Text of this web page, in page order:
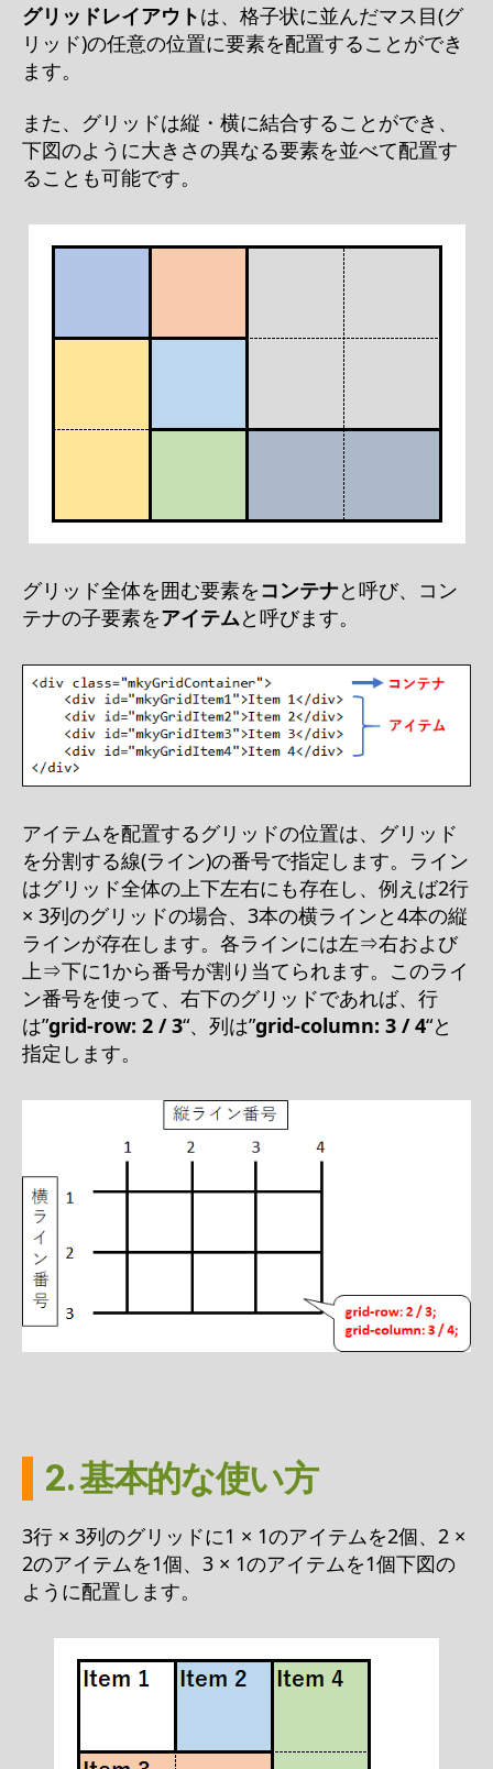
グリッドレイアウトは、格子状に並んだマス目(グ
リッド)の任意の位置に要素を配置することができ
ます。
また、グリッドは縦・横に結合することができ、
下図のように大きさの異なる要素を並べて配置す
ることも可能です。
グリッド全体を囲む要素をコンテナと呼び、コン
テナの子要素をアイテムと呼びます。
アイテムを配置するグリッドの位置は、グリッド
を分割する線(ライン)の番号で指定します。ライン
はグリッド全体の上下左右にも存在し、例えば2行
× 3列のグリッドの場合、3本の横ラインと4本の縦
ラインが存在します。各ラインには左⇒右および
上⇒下に1から番号が割り当てられます。このライ
ン番号を使って、右下のグリッドであれば、行
は”grid-row: 2 / 3“、列は”grid-column: 3 / 4“と
指定します。
2. 基本的な使い方
3行 × 3列のグリッドに1 × 1のアイテムを2個、2 ×
2のアイテムを1個、3 × 1のアイテムを1個下図の
ように配置します。